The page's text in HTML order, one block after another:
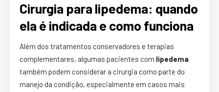
Cirurgia para lipedema: quando
ela é indicada e como funciona
Além dos tratamentos conservadores e terapias
complementares, algumas pacientes com lipedema
também podem considerar a cirurgia como parte do
manejo da condição, especialmente em casos mais